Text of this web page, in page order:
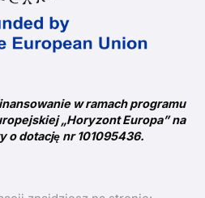
w ramach programu
„Horyzont Europa” na
o dotację nr 101095436.